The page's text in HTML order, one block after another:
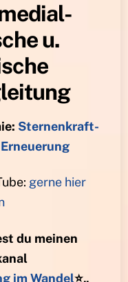
u.
Sternenkraft-
gerne hier
du meinen
im Wandel⭐️„